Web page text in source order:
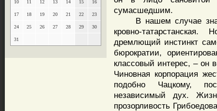
10 11 12 13 14 15 16
17 18 19 20 21 22 23
24 25 26 27 28 29 30
31
сумасшедшим.
В нашем случае
кровно-
дремлющий инстинкт
бюрократии,
классовый интерес, – он
Чиновная корпорация
подобно Чацкому,
независимый дух.
прозорливость